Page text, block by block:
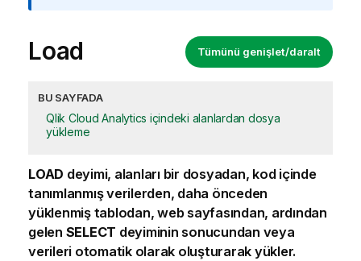
Tümünü genişlet/daralt
Load
BU SAYFADA
Qlik Cloud Analytics içindeki alanlardan dosya
yükleme
LOAD deyimi, alanları bir dosyadan, kod içinde
tanımlanmış verilerden, daha önceden
yüklenmiş tablodan, web sayfasından, ardından
gelen SELECT deyiminin sonucundan veya
verileri otomatik olarak oluşturarak yükler.